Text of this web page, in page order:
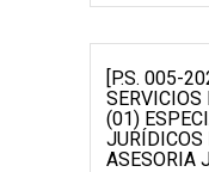
[P.S. 005-
(01)
JURÍDICOS
ASESORIA